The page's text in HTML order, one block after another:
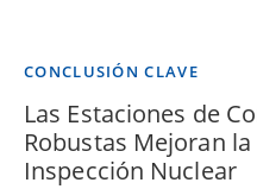
CONCLUSIÓN CLAVE
Las Estaciones de
Robustas Mejoran
Inspección Nuclear